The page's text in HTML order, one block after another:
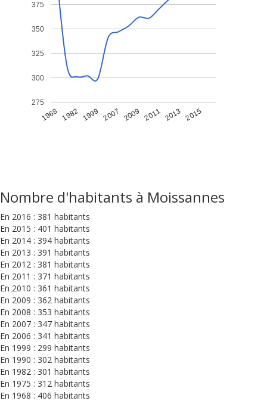
1968 1982 1999 2007 2009 2011 2013 2015
275
300
325
350
375
Nombre d'habitants à Moissannes
En 2016 : 381 habitants
En 2015 : 401 habitants
En 2014 : 394 habitants
En 2013 : 391 habitants
En 2012 : 381 habitants
En 2011 : 371 habitants
En 2010 : 361 habitants
En 2009 : 362 habitants
En 2008 : 353 habitants
En 2007 : 347 habitants
En 2006 : 341 habitants
En 1999 : 299 habitants
En 1990 : 302 habitants
En 1982 : 301 habitants
En 1975 : 312 habitants
En 1968 : 406 habitants